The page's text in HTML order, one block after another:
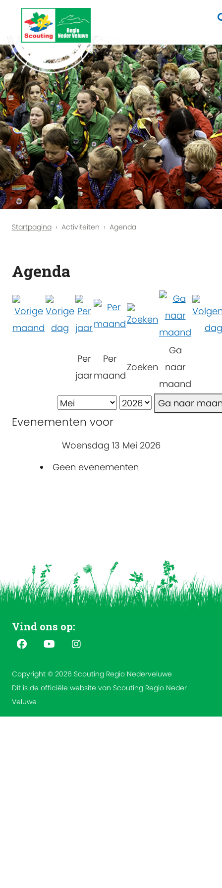
Startpagina Activiteiten Agenda
Agenda
Per
jaar
Per
maand
Zoeken
Ga
naar
maand
Ga naar
Evenementen voor
Woensdag 13 Mei 2026
Geen evenementen
Vind ons op:
Copyright © 2026 Scouting Regio Nederveluwe
Dit is de officiële website van Scouting Regio Neder
Veluwe